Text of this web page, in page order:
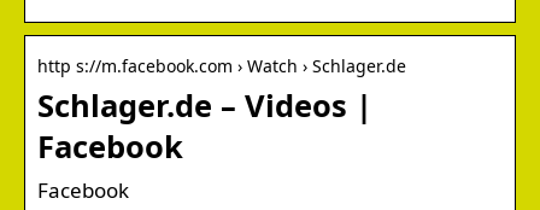
http s://m.facebook.com › Watch › Schlager.de
Schlager.de – Videos |
Facebook
Facebook